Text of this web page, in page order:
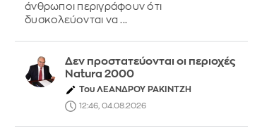
άνθρωποι περιγράφουν ότι
δυσκολεύονται να ...
Δεν προστατεύονται οι περιοχές
Natura 2000
Του ΛΕΑΝΔΡΟΥ ΡΑΚΙΝΤΖΗ
12:46, 04.08.2026